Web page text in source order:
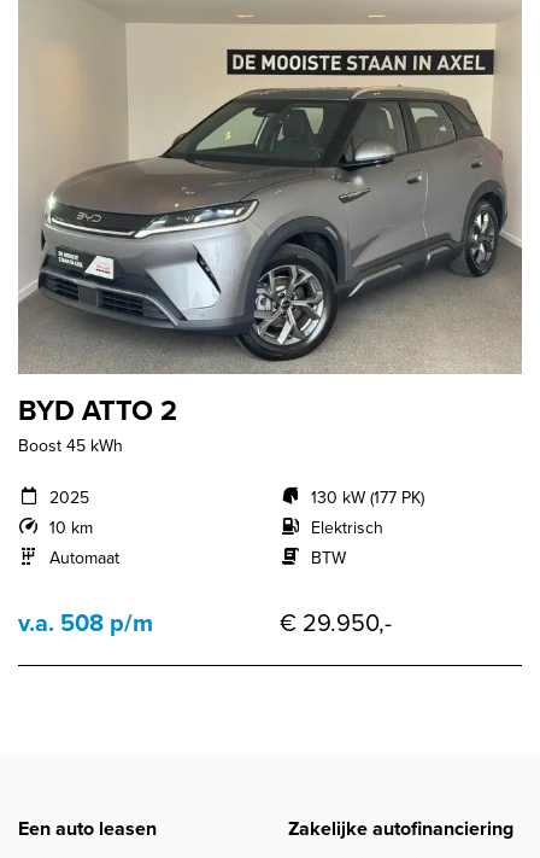
BYD ATTO 2
Boost 45 kWh
2025
10 km
Automaat
130 kW (177 PK)
Elektrisch
BTW
v.a. 508 p/m € 29.950,-
Een auto leasen Zakelijke autofinanciering